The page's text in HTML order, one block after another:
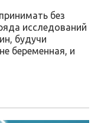
без
исследований
будучи
беременная, и